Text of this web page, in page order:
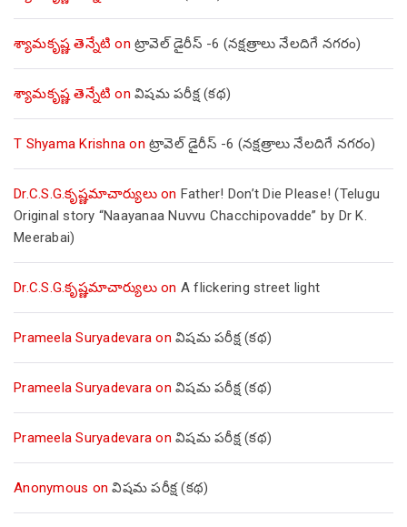
శ్యామకృష్ణ తెన్నేటి on ట్రావెల్ డైరీస్ -6 (నక్షత్రాలు నేలదిగే నగరం)
శ్యామకృష్ణ తెన్నేటి on విషమ పరీక్ష (క‌థ‌)
T Shyama Krishna on ట్రావెల్ డైరీస్ -6 (నక్షత్రాలు నేలదిగే నగరం)
Dr.C.S.G.కృష్ణమాచార్యులుon Father! Don’t Die Please! (Telugu
Original story “Naayanaa Nuvvu Chacchipovadde” by Dr K.
Meerabai)
Dr.C.S.G.కృష్ణమాచార్యులుon A flickering street light
Prameela Suryadevara on విషమ పరీక్ష (క‌థ‌)
Prameela Suryadevara on విషమ పరీక్ష (క‌థ‌)
Prameela Suryadevara on విషమ పరీక్ష (క‌థ‌)
Anonymous onవిషమ పరీక్ష (క‌థ‌)